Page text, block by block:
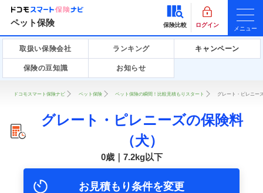
ペット保険 保険比較 ログイン
メニュー
取扱い保険会社 ランキング キャンペーン
保険の豆知識 お知らせ
ドコモスマート保険ナビ ペット保険 ペット保険の瞬間！比較見積もりスタート グレート・ピレニー
グレート・ピレニーズの保険料
（犬）
0歳｜7.2kg以下
お見積もり条件を変更